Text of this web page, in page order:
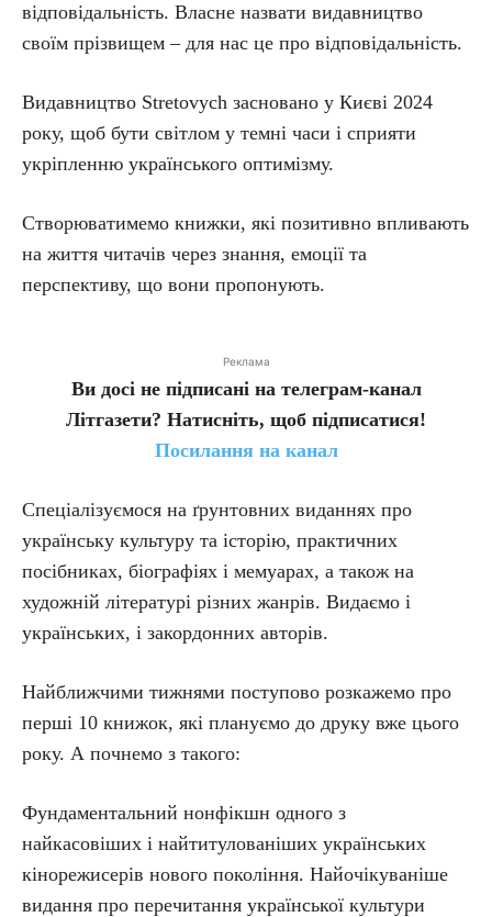
відповідальність. Власне назвати видавництво
своїм прізвищем – для нас це про відповідальність.
Видавництво Stretovych засновано у Києві 2024
року, щоб бути світлом у темні часи і сприяти
укріпленню українського оптимізму.
Створюватимемо книжки, які позитивно впливають
на життя читачів через знання, емоції та
перспективу, що вони пропонують.
Реклама
Ви досі не підписані на телеграм-канал
Літгазети? Натисніть, щоб підписатися!
Посилання на канал
Спеціалізуємося на ґрунтовних виданнях про
українську культуру та історію, практичних
посібниках, біографіях і мемуарах, а також на
художній літературі різних жанрів. Видаємо і
українських, і закордонних авторів.
Найближчими тижнями поступово розкажемо про
перші 10 книжок, які плануємо до друку вже цього
року. А почнемо з такого:
Фундаментальний нонфікшн одного з
найкасовіших і найтитулованіших українських
кінорежисерів нового покоління. Найочікуваніше
видання про перечитання української культури